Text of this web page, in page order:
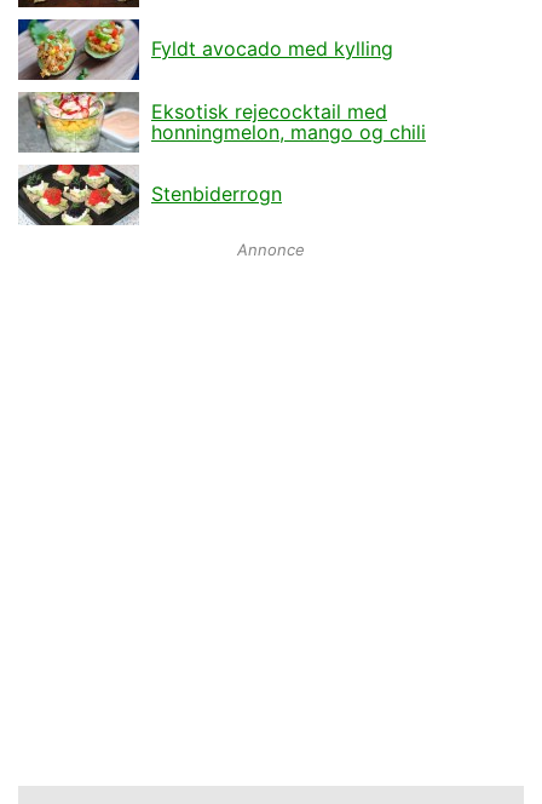
Fyldt avocado med kylling
Eksotisk rejecocktail med
honningmelon, mango og chili
Stenbiderrogn
Annonce